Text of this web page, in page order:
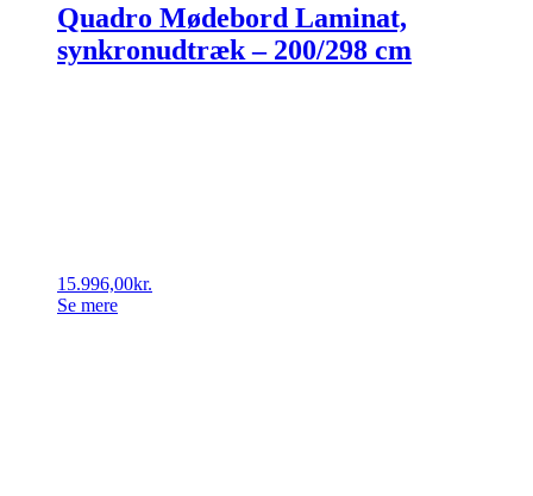
Quadro Mødebord Laminat,
synkronudtræk – 200/298 cm
15.996,00kr.
Se mere